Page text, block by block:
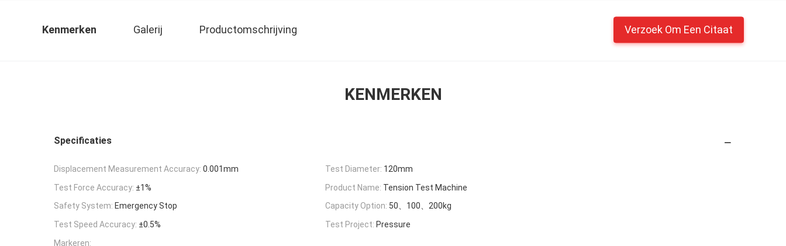
Kenmerken Galerij Productomschrijving Verzoek Om Een Citaat
KENMERKEN
Specificaties
Displacement Measurement Accuracy: 0.001mm Test Diameter: 120mm
Test Force Accuracy: ±1% Product Name: Tension Test Machine
Safety System: Emergency Stop Capacity Option: 50、100、200kg
Test Speed Accuracy: ±0.5% Test Project: Pressure
Markeren: